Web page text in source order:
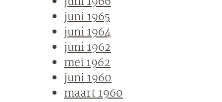
juni 1965
juni 1964
juni 1962
mei 1962
juni 1960
maart 1960